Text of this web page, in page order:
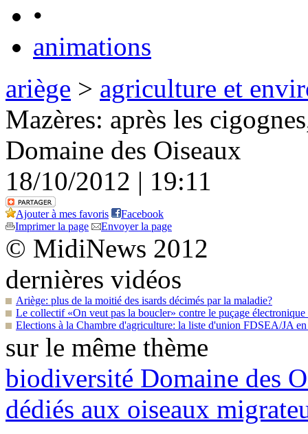
•
animations
ariège > agriculture et
Mazères: après les
Domaine des Oiseaux
18/10/2012 | 19:11
Ajouter à mes favoris
Facebook
Imprimer la page
Envoyer la page
© MidiNews 2012
dernières vidéos
Ariège: plus de la moitié des isards décimés par la maladie?
Le collectif «On veut pas la boucler» contre le puçage électronique
Elections à la Chambre d'agriculture: la liste d'union FDSEA/JA en
sur le même thème
biodiversité Domaine des
dédiés aux oiseaux